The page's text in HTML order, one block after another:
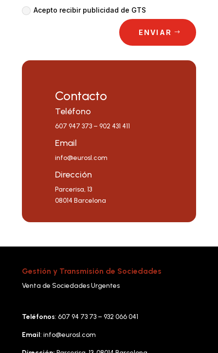
Acepto recibir publicidad de GTS
ENVIAR
Contacto
Teléfono
607 947 373 – 902 431 411
Email
info@eurosl.com
Dirección
Parcerisa, 13
08014 Barcelona
Gestión y Transmisión de Sociedades
Venta de Sociedades Urgentes
Teléfonos: 607 94 73 73 – 932 066 041
Email: info@eurosl.com